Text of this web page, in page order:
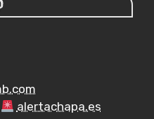
alertachapa.es